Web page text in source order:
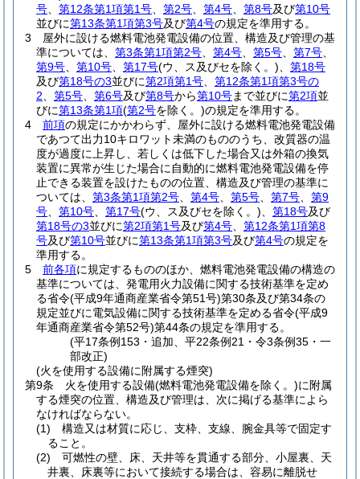
号
第12条第1項第1号 第2号 第4号 第8号及び第10号
並びに第13条第1項第3号及び第4号の規定を準用する。
3
屋外に設ける燃料電池発電設備の位置、構造及び管理の基
準については、 第3条第1項第2号 第4号 第5号 第7号
第9号
第10号 第17号(ウ、ス及びセを除く。)
第18号
及び第18号の3並びに第2項第1号
第12条第1項第3号の
2
第5号 第6号及び第8号から第10号まで並びに第2項並
びに第13条第1項(第2号を除く。)の規定を準用する。
4
前項の規定にかかわらず、屋外に設ける燃料電池発電設備
であつて出力10キロワット未満のもののうち、改質器の温
度が過度に上昇し、若しくは低下した場合又は外箱の換気
装置に異常が生じた場合に自動的に燃料電池発電設備を停
止できる装置を設けたものの位置、構造及び管理の基準に
ついては、 第3条第1項第2号 第4号 第5号 第7号
第9
号
第10号 第17号(ウ、ス及びセを除く。) 第18号及び
第18号の3並びに第2項第1号及び第4号
第12条第1項第8
号及び第10号並びに第13条第1項第3号及び第4号の規定を
準用する。
5
前各項に規定するもののほか、燃料電池発電設備の構造の
基準については、発電用火力設備に関する技術基準を定め
る省令(平成9年通商産業省令第51号)第30条及び第34条の
規定並びに電気設備に関する技術基準を定める省令(平成9
年通商産業省令第52号)第44条の規定を準用する。
(平17条例153・追加、平22条例21・令3条例35・一
部改正)
(火を使用する設備に附属する煙突)
第9条
火を使用する設備(燃料電池発電設備を除く。)に附属
する煙突の位置、構造及び管理は、次に掲げる基準によら
なければならない。
(1)
構造又は材質に応じ、支枠、支線、腕金具等で固定す
ること。
(2)
可燃性の壁、床、天井等を貫通する部分、小屋裏、天
井裏、床裏等において接続する場合は、容易に離脱せ